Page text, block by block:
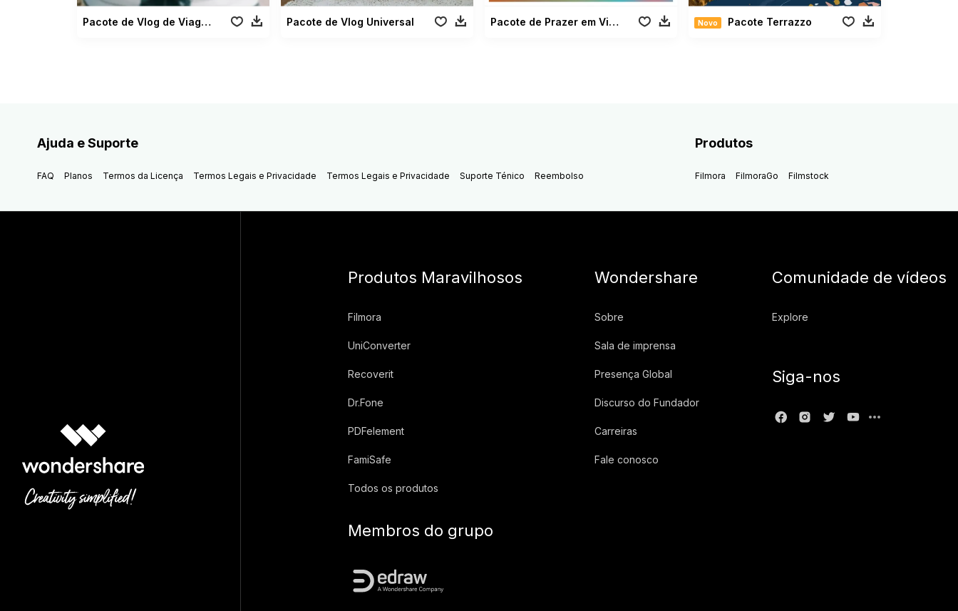
Pacote de Vlog de Viagem Relaxante Pacote de Vlog Universal Pacote de Prazer em Viagens Novo Pacote Terrazzo
Ajuda e Suporte
FAQ Planos Termos da Licença Termos Legais e Privacidade Termos Legais e Privacidade Suporte Ténico Reembolso
Produtos
Filmora FilmoraGo Filmstock
Produtos Maravilhosos
Filmora
UniConverter
Recoverit
Dr.Fone
PDFelement
FamiSafe
Todos os produtos
Wondershare
Sobre
Sala de imprensa
Presença Global
Discurso do Fundador
Carreiras
Fale conosco
Comunidade de vídeos
Explore
Siga-nos
Membros do grupo